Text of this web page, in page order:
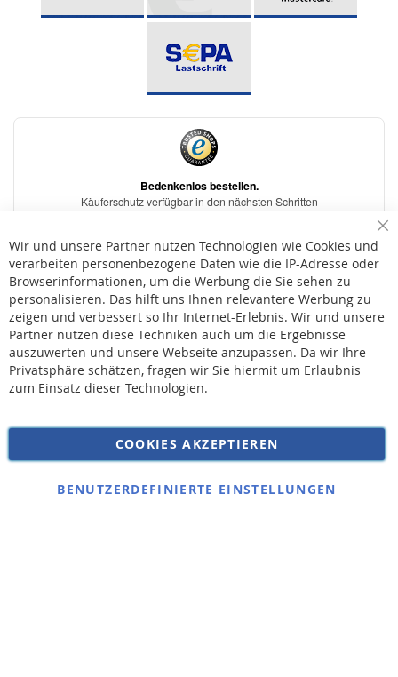
* Bei der Lieferung auf deutsche Inseln wird ein Inselzuschlag von 15,00 € auf die
Versandkosten erhoben.
AGB
Widerruf
Datenschutz
Impressum
Kontakt
Wir und unsere Partner nutzen Technologien wie Cookies und
verarbeiten personenbezogene Daten wie die IP-Adresse oder
Browserinformationen, um die Werbung die Sie sehen zu
personalisieren. Das hilft uns Ihnen relevantere Werbung zu
zeigen und verbessert so Ihr Internet-Erlebnis. Wir und unsere
Partner nutzen diese Techniken auch um die Ergebnisse
auszuwerten und unsere Webseite anzupassen. Da wir Ihre
Privatsphäre schätzen, fragen wir Sie hiermit um Erlaubnis
zum Einsatz dieser Technologien.
COOKIES AKZEPTIEREN
BENUTZERDEFINIERTE EINSTELLUNGEN